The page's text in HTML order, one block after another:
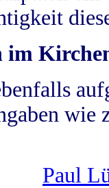
im
wie
Paul